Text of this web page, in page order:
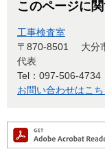
このページに
工事検査室
〒870-8501
大分
代表
Tel：097-506-4734
お問い合わせはこち